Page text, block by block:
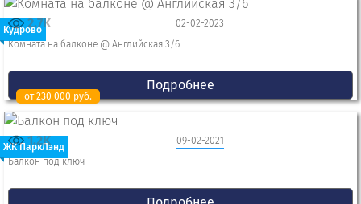
Кудрово
02-02-2023
2.7K
Комната на балконе @ Английская 3/6
Подробнее
ЖК ПаркЛэнд
от 230 000 руб.
09-02-2021
1.2K
Балкон под ключ